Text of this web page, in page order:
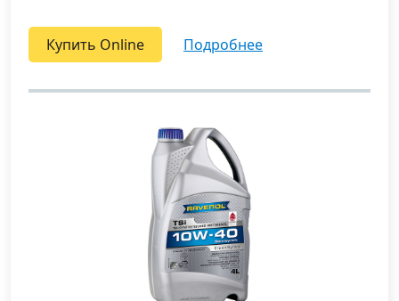
Купить Online подробнее